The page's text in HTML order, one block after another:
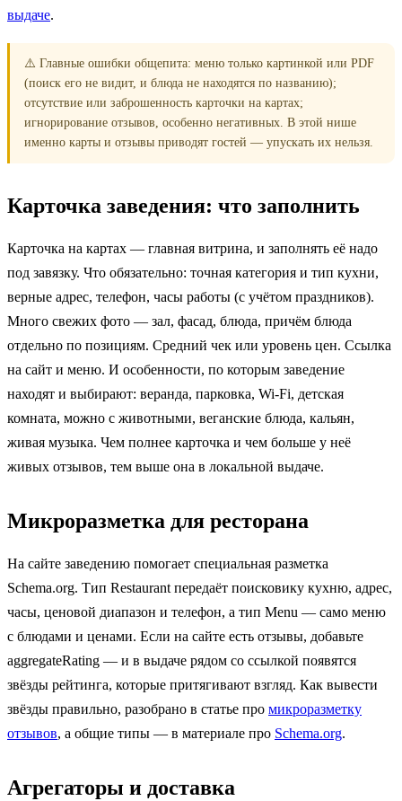
выдаче.
⚠️ Главные ошибки общепита: меню только картинкой или PDF
(поиск его не видит, и блюда не находятся по названию);
отсутствие или заброшенность карточки на картах;
игнорирование отзывов, особенно негативных. В этой нише
именно карты и отзывы приводят гостей — упускать их нельзя.
Карточка заведения: что заполнить
Карточка на картах — главная витрина, и заполнять её надо
под завязку. Что обязательно: точная категория и тип кухни,
верные адрес, телефон, часы работы (с учётом праздников).
Много свежих фото — зал, фасад, блюда, причём блюда
отдельно по позициям. Средний чек или уровень цен. Ссылка
на сайт и меню. И особенности, по которым заведение
находят и выбирают: веранда, парковка, Wi-Fi, детская
комната, можно с животными, веганские блюда, кальян,
живая музыка. Чем полнее карточка и чем больше у неё
живых отзывов, тем выше она в локальной выдаче.
Микроразметка для ресторана
На сайте заведению помогает специальная разметка
Schema.org. Тип Restaurant передаёт поисковику кухню, адрес,
часы, ценовой диапазон и телефон, а тип Menu — само меню
с блюдами и ценами. Если на сайте есть отзывы, добавьте
aggregateRating — и в выдаче рядом со ссылкой появятся
звёзды рейтинга, которые притягивают взгляд. Как вывести
звёзды правильно, разобрано в статье про микроразметку
отзывов, а общие типы — в материале про Schema.org.
Агрегаторы и доставка